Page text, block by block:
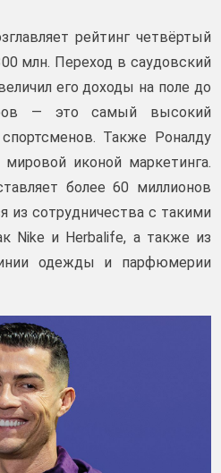
рейтинг четвёртый
млн. Переход в саудовский
его доходы на поле до
— это самый высокий
Также Роналду
иконой маркетинга.
более 60 миллионов
из сотрудничества с такими
Nike и Herbalife, а также из
одежды и парфюмерии